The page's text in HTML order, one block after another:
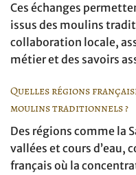
Ces échanges
issus des moulins
collaboration locale,
métier et des savoirs
Quelles régions
moulins traditionnels ?
Des régions comme la
vallées et cours
français où la